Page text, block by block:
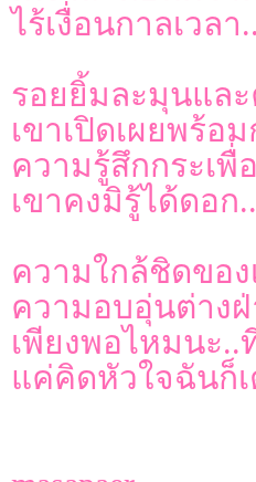
ไร้เงื่อนกาลเวลา
รอยยิ้มละมุนแล
เขาเปิดเผยพร้อ
ความรู้สึกกระเพื่
เขาคงมิรู้ได้ดอก
ความใกล้ชิดขอ
ความอบอุ่นต่าง
เพียงพอไหมนะ..
แค่คิดหัวใจฉันก็เ